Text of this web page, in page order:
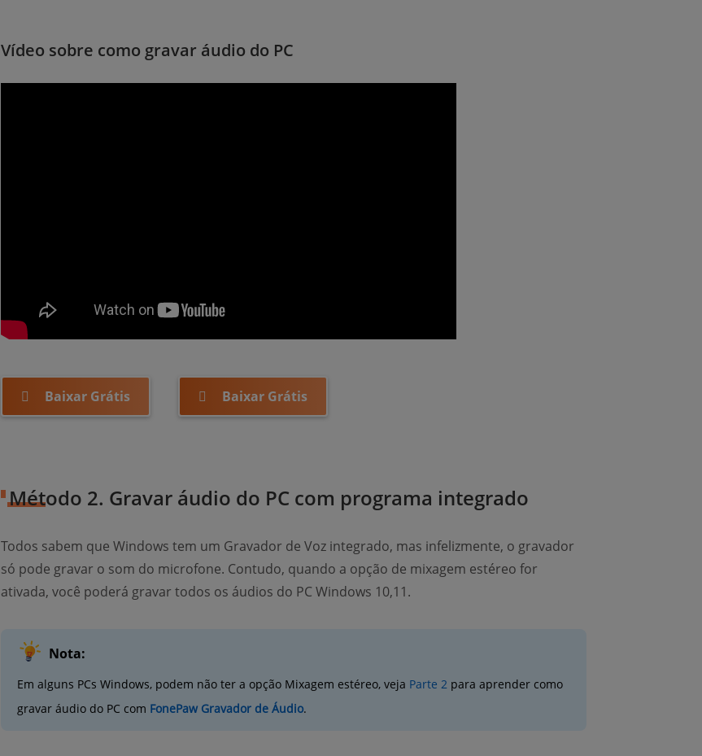
Vídeo sobre como gravar áudio do PC
Baixar Grátis Baixar Grátis
Método 2. Gravar áudio do PC com programa integrado
Todos sabem que Windows tem um Gravador de Voz integrado, mas infelizmente, o gravador
só pode gravar o som do microfone. Contudo, quando a opção de mixagem estéreo for
ativada, você poderá gravar todos os áudios do PC Windows 10,11.
Nota:
Em alguns PCs Windows, podem não ter a opção Mixagem estéreo, veja Parte 2 para aprender como
gravar áudio do PC com FonePaw Gravador de Áudio.